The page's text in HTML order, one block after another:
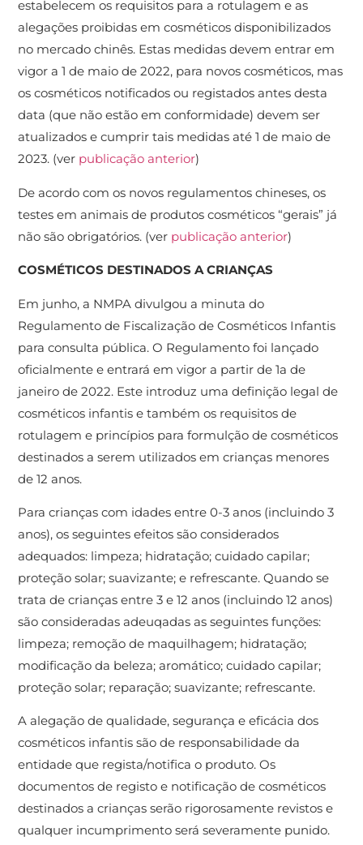
estabelecem os requisitos para a rotulagem e as
alegações proibidas em cosméticos disponibilizados
no mercado chinês. Estas medidas devem entrar em
vigor a 1 de maio de 2022, para novos cosméticos, mas
os cosméticos notificados ou registados antes desta
data (que não estão em conformidade) devem ser
atualizados e cumprir tais medidas até 1 de maio de
2023. (ver publicação anterior)
De acordo com os novos regulamentos chineses, os
testes em animais de produtos cosméticos “gerais” já
não são obrigatórios. (ver publicação anterior)
COSMÉTICOS DESTINADOS A CRIANÇAS
Em junho, a NMPA divulgou a minuta do
Regulamento de Fiscalização de Cosméticos Infantis
para consulta pública. O Regulamento foi lançado
oficialmente e entrará em vigor a partir de 1a de
janeiro de 2022. Este introduz uma definição legal de
cosméticos infantis e também os requisitos de
rotulagem e princípios para formulção de cosméticos
destinados a serem utilizados em crianças menores
de 12 anos.
Para crianças com idades entre 0-3 anos (incluindo 3
anos), os seguintes efeitos são considerados
adequados: limpeza; hidratação; cuidado capilar;
proteção solar; suavizante; e refrescante. Quando se
trata de crianças entre 3 e 12 anos (incluindo 12 anos)
são consideradas adeuqadas as seguintes funções:
limpeza; remoção de maquilhagem; hidratação;
modificação da beleza; aromático; cuidado capilar;
proteção solar; reparação; suavizante; refrescante.
A alegação de qualidade, segurança e eficácia dos
cosméticos infantis são de responsabilidade da
entidade que regista/notifica o produto. Os
documentos de registo e notificação de cosméticos
destinados a crianças serão rigorosamente revistos ​​e
qualquer incumprimento será severamente punido.